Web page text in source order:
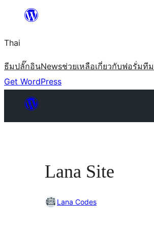
ยัง
เนื้อหา
Thai
ธีมปลั๊กอินNewsช่วยเหลือเกี่ยวกับฟอรั่มทีม
Get WordPress
Lana Site
Lana Codes